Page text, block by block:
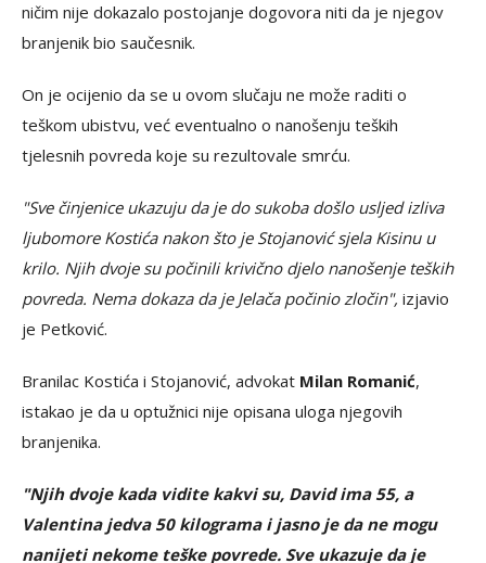
ničim nije dokazalo postojanje dogovora niti da je njegov
branjenik bio saučesnik.
On je ocijenio da se u ovom slučaju ne može raditi o
teškom ubistvu, već eventualno o nanošenju teških
tjelesnih povreda koje su rezultovale smrću.
"Sve činjenice ukazuju da je do sukoba došlo usljed izliva
ljubomore Kostića nakon što je Stojanović sjela Kisinu u
krilo. Njih dvoje su počinili krivično djelo nanošenje teških
povreda. Nema dokaza da je Jelača počinio zločin", izjavio
je Petković.
Branilac Kostića i Stojanović, advokat Milan Romanić,
istakao je da u optužnici nije opisana uloga njegovih
branjenika.
"Njih dvoje kada vidite kakvi su, David ima 55, a
Valentina jedva 50 kilograma i jasno je da ne mogu
nanijeti nekome teške povrede. Sve ukazuje da je